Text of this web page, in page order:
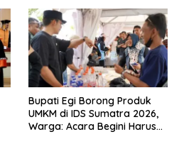
Bupati Egi Borong Produk
UMKM di IDS Sumatra 2026,
Warga: Acara Begini Harus